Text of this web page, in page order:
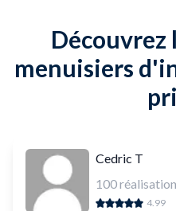
Découvrez
menuisiers
Cedric T
100
4.99